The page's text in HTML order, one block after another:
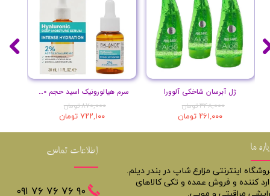
سرم هیالورونیک اسید حجم 30 میلی لیتر
۸۷۰,۰۰۰ تومان
۷۲۲,۱۰۰ تومان
ژل آبرسان شاخکی آلوورا
۳۴۸,۰۰۰ تومان
۲۶۱,۰۰۰ تومان
ما
اینترنتی مزارع شاپ در بندر دیلم.
کننده و فروش عمده و تکی کالاهای
اطلاعات تماس
​​٩٠ ٧۶ ٧۶ ٧۶ ٠٩١